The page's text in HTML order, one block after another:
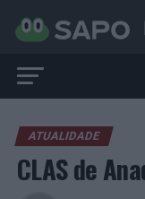
ATUALIDADE
CLAS de